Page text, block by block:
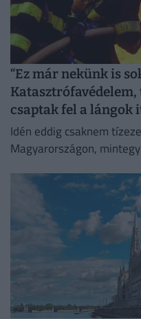
“Ez már nekünk is
Katasztrófavédelem,
csaptak fel a lángok
Idén eddig csaknem
Magyarországon,